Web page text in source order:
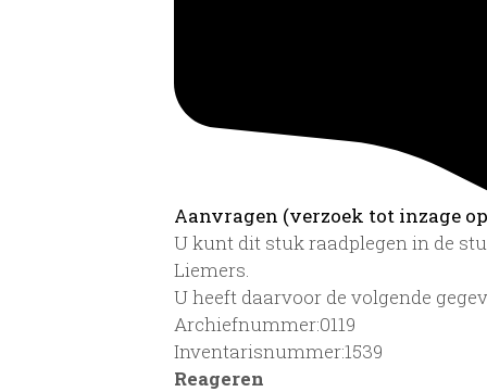
Aanvragen (verzoek tot inzage
U kunt dit stuk raadplegen in de
Liemers.
U heeft daarvoor de volgende
Archiefnummer:0119
Inventarisnummer:1539
Reageren